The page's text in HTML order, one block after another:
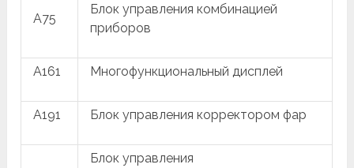
A75
Блок управления комбинацией
приборов
A161 Многофункциональный дисплей
A191 Блок управления корректором фар
Блок управления